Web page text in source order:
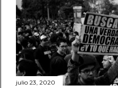
julio 23, 2020